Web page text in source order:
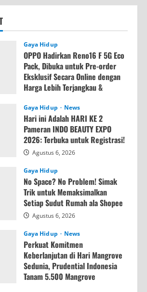
Gaya Hidup
OPPO Hadirkan Reno16 F 5G Eco
Pack, Dibuka untuk Pre-order
Eksklusif Secara Online dengan
Harga Lebih Terjangkau &
Agustus 7, 2026
Gaya Hidup News
Hari ini Adalah HARI KE 2
Pameran INDO BEAUTY EXPO
2026: Terbuka untuk Registrasi!
Agustus 6, 2026
Gaya Hidup
No Space? No Problem! Simak
Trik untuk Memaksimalkan
Setiap Sudut Rumah ala Shopee
Agustus 6, 2026
Gaya Hidup News
Perkuat Komitmen
Keberlanjutan di Hari Mangrove
Sedunia, Prudential Indonesia
Tanam 5.500 Mangrove